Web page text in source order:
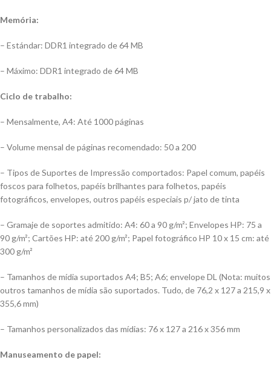
Memória:
– Estándar: DDR1 integrado de 64 MB
– Máximo: DDR1 integrado de 64 MB
Ciclo de trabalho:
– Mensalmente, A4: Até 1000 páginas
– Volume mensal de páginas recomendado: 50 a 200
– Tipos de Suportes de Impressão comportados: Papel comum, papéis
foscos para folhetos, papéis brilhantes para folhetos, papéis
fotográficos, envelopes, outros papéis especiais p/ jato de tinta
– Gramaje de soportes admitido: A4: 60 a 90 g/m²; Envelopes HP: 75 a
90 g/m²; Cartões HP: até 200 g/m²; Papel fotográfico HP 10 x 15 cm: até
300 g/m²
– Tamanhos de mídia suportados A4; B5; A6; envelope DL (Nota: muitos
outros tamanhos de mídia são suportados. Tudo, de 76,2 x 127 a 215,9 x
355,6 mm)
– Tamanhos personalizados das mídias: 76 x 127 a 216 x 356 mm
Manuseamento de papel: